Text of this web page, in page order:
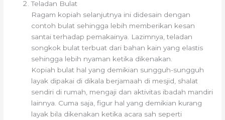
Teladan Bulat
Ragam kopiah selanjutnya ini didesain dengan
contoh bulat sehingga lebih memberikan kesan
santai terhadap pemakainya. Lazimnya, teladan
songkok bulat terbuat dari bahan kain yang elastis
sehingga lebih nyaman ketika dikenakan.
Kopiah bulat hal yang demikian sungguh-sungguh
layak dipakai di dikala berjamaah di mesjid, shalat
sendiri di rumah, mengaji dan aktivitas ibadah mandiri
lainnya. Cuma saja, figur hal yang demikian kurang
layak bila dikenakan ketika acara sah seperti